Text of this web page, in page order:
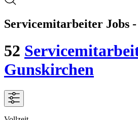
Servicemitarbeiter Jobs
52
Gunskirchen